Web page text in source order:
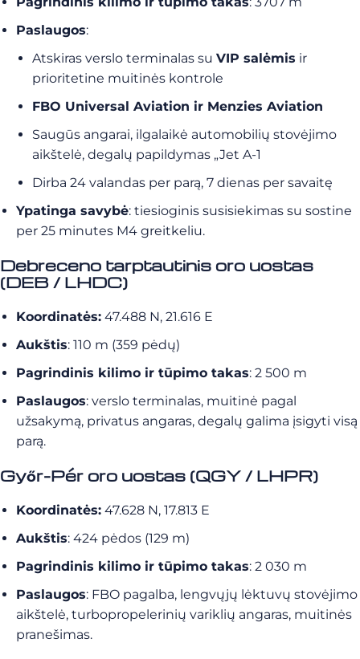
Paslaugos:
Atskiras verslo terminalas su VIP salėmis ir
prioritetine muitinės kontrole
FBO Universal Aviation ir Menzies Aviation
Saugūs angarai, ilgalaikė automobilių stovėjimo
aikštelė, degalų papildymas „Jet A-1
Dirba 24 valandas per parą, 7 dienas per savaitę
Ypatinga savybė: tiesioginis susisiekimas su sostine
per 25 minutes M4 greitkeliu.
Debreceno tarptautinis oro uostas
(DEB / LHDC)
Koordinatės: 47.488 N, 21.616 E
Aukštis: 110 m (359 pėdų)
Pagrindinis kilimo ir tūpimo takas: 2 500 m
Paslaugos: verslo terminalas, muitinė pagal
užsakymą, privatus angaras, degalų galima įsigyti visą
parą.
Győr-Pér oro uostas (QGY / LHPR)
Koordinatės: 47.628 N, 17.813 E
Aukštis: 424 pėdos (129 m)
Pagrindinis kilimo ir tūpimo takas: 2 030 m
Paslaugos: FBO pagalba, lengvųjų lėktuvų stovėjimo
aikštelė, turbopropelerinių variklių angaras, muitinės
pranešimas.